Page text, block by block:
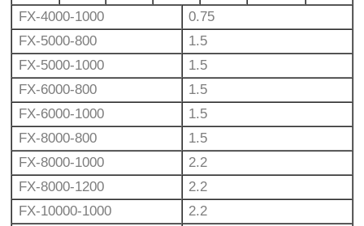
FX-4000-1000
0.75
FX-5000-800
1.5
FX-5000-1000
1.5
FX-6000-800
1.5
FX-6000-1000
1.5
FX-8000-800
1.5
FX-8000-1000
2.2
FX-8000-1200
2.2
FX-10000-1000
2.2